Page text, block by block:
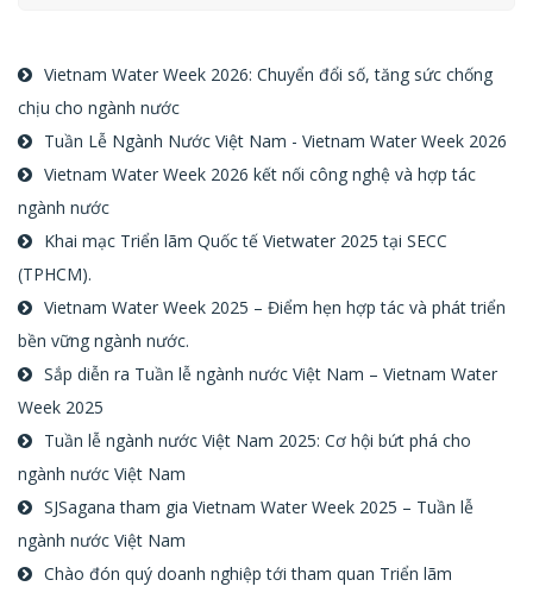
Vietnam Water Week 2026: Chuyển đổi số, tăng sức chống
chịu cho ngành nước
Tuần Lễ Ngành Nước Việt Nam - Vietnam Water Week 2026
Vietnam Water Week 2026 kết nối công nghệ và hợp tác
ngành nước
Khai mạc Triển lãm Quốc tế Vietwater 2025 tại SECC
(TPHCM).
Vietnam Water Week 2025 – Điểm hẹn hợp tác và phát triển
bền vững ngành nước.
Sắp diễn ra Tuần lễ ngành nước Việt Nam – Vietnam Water
Week 2025
Tuần lễ ngành nước Việt Nam 2025: Cơ hội bứt phá cho
ngành nước Việt Nam
SJSagana tham gia Vietnam Water Week 2025 – Tuần lễ
ngành nước Việt Nam
Chào đón quý doanh nghiệp tới tham quan Triển lãm